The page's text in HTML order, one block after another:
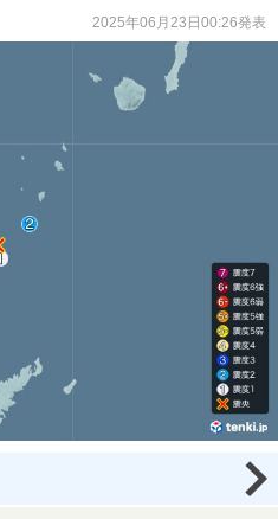
2025年06月23日00:26発表